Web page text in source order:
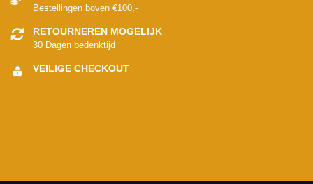
Bestellingen boven €100,-
RETOURNEREN MOGELIJK
30 Dagen bedenktijd
VEILIGE CHECKOUT